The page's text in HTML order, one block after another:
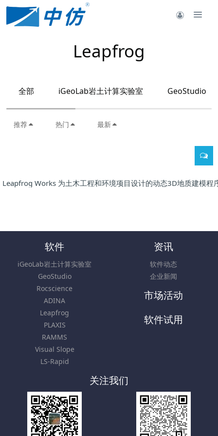
Leapfrog
全部 iGeoLab岩土计算实验室 GeoStudio
推荐 热门 最新
Leapfrog Works 为土木工程和环境项目设计的动态3D地质建模程
软件
iGeoLab岩土计算实验室
GeoStudio
Rocscience
ADINA
Leapfrog
PLAXIS
RAMMS
Visual Slope
LS-Rapid
资讯
软件动态
企业新闻
市场活动
软件试用
关注我们